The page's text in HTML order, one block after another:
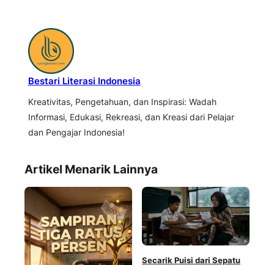
Bestari Literasi Indonesia
Kreativitas, Pengetahuan, dan Inspirasi: Wadah
Informasi, Edukasi, Rekreasi, dan Kreasi dari Pelajar
dan Pengajar Indonesia!
Artikel Menarik Lainnya
Secarik Puisi dari Sepatu